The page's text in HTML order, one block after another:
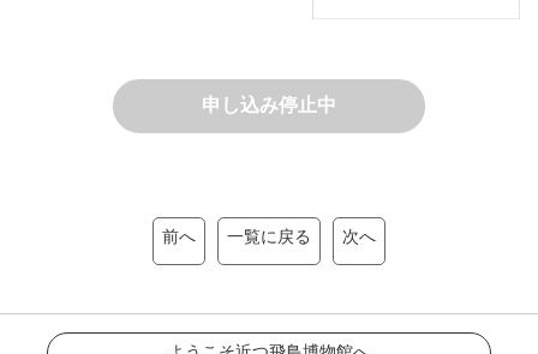
申し込み停止中
前へ 一覧に戻る 次へ